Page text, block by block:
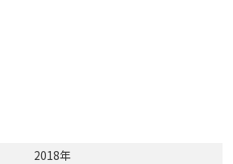
2018年